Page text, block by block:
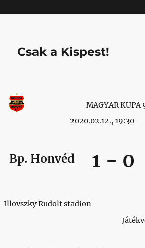
Csak a Kispest!
MAGYAR KUPA
2020.02.12., 19:30
Bp. Honvéd 1 - 0
Illovszky Rudolf stadion